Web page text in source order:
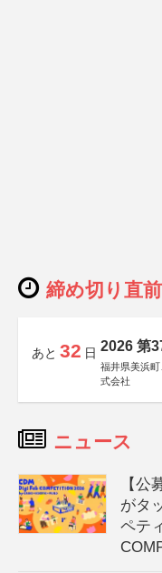
締め切り直
あと 32 日 2026 第
福井県美浜
式会社
ニュース
【
がタ
ペテ